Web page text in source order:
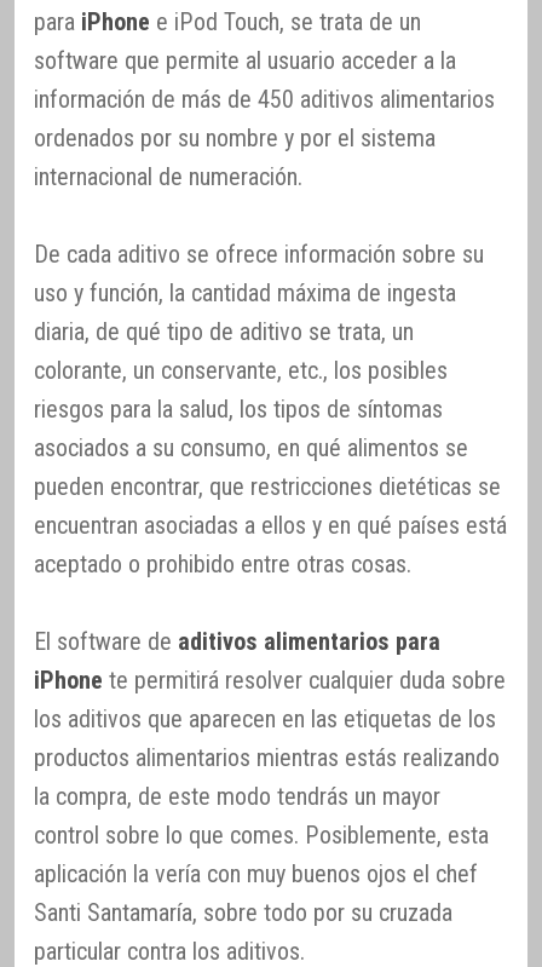
para iPhone e iPod Touch, se trata de un
software que permite al usuario acceder a la
información de más de 450 aditivos alimentarios
ordenados por su nombre y por el sistema
internacional de numeración.
De cada aditivo se ofrece información sobre su
uso y función, la cantidad máxima de ingesta
diaria, de qué tipo de aditivo se trata, un
colorante, un conservante, etc., los posibles
riesgos para la salud, los tipos de síntomas
asociados a su consumo, en qué alimentos se
pueden encontrar, que restricciones dietéticas se
encuentran asociadas a ellos y en qué países está
aceptado o prohibido entre otras cosas.
El software de aditivos alimentarios para
iPhone te permitirá resolver cualquier duda sobre
los aditivos que aparecen en las etiquetas de los
productos alimentarios mientras estás realizando
la compra, de este modo tendrás un mayor
control sobre lo que comes. Posiblemente, esta
aplicación la vería con muy buenos ojos el chef
Santi Santamaría, sobre todo por su cruzada
particular contra los aditivos.